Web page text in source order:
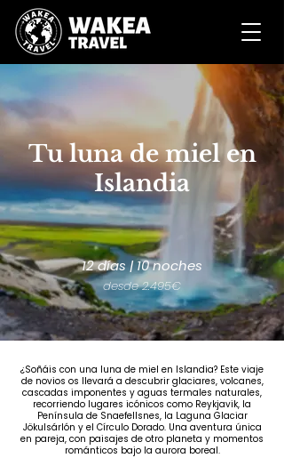
Tu luna de miel en
Islandia
12 días | 10 noches
desde 2.495€
¿Soñáis con una luna de miel en Islandia? Este viaje
de novios os llevará a descubrir glaciares, volcanes,
cascadas imponentes y aguas termales naturales,
recorriendo lugares icónicos como Reykjavik, la
Península de Snaefellsnes, la Laguna Glaciar
Jökulsárlón y el Círculo Dorado. Una aventura única
en pareja, con paisajes de otro planeta y momentos
románticos bajo la aurora boreal.